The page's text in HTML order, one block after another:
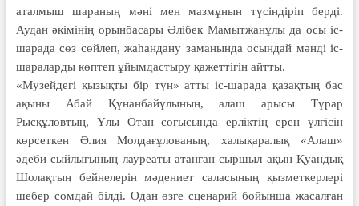
аталмыш шараның мәні мен мазмұнын түсіндіріп берді.
Аудан әкімінің орынбасары Әлібек Мамытжанұлы да осы іс-
шарада сөз сөйлеп, жаһандану заманында осындай мәнді іс-
шараларды көптеп ұйымдастыру қажеттігін айтты.
«Музейдегі қызықты бір түн» атты іс-шарада қазақтың бас
ақыны Абай Құнанбайұлының, алаш арысы Тұрар
Рысқұловтың, Ұлы Отан соғысында ерліктің ерен үлгісін
көрсеткен Әлия Молдағұлованың, халықаралық «Алаш»
әдеби сыйлығының лауреаты атанған сыршыл ақын Қуандық
Шолақтың бейнелерін мәдениет саласының қызметкерлері
шебер сомдай білді. Одан өзге сценарий бойынша жасалған